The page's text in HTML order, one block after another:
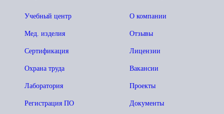
О компании
Отзывы
Лицензии
Вакансии
Проекты
Документы
Учебный центр
Мед. изделия
Сертификация
Охрана труда
Лаборатория
Регистрация ПО